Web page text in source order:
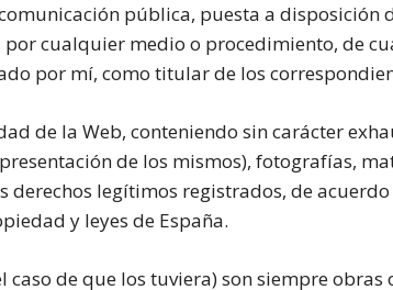
pública, puesta a disposición
cualquier medio o procedimiento, de
por mí, como titular de los
de la Web, conteniendo sin carácter
de los mismos), fotografías,
legítimos registrados, de
y leyes de España.
caso de que los tuviera) son siempre